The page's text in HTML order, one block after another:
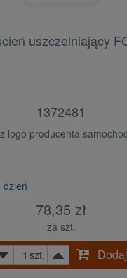
uszczelniający
1372481
logo producenta
dzień
78,35 zł
za szt.
szt.
Dodaj